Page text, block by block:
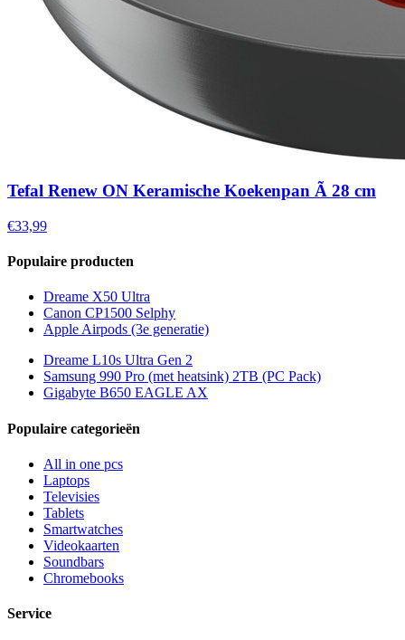
Tefal Renew ON Keramische Koekenpan Ã 28 cm
€33,99
Populaire producten
Dreame X50 Ultra
Canon CP1500 Selphy
Apple Airpods (3e generatie)
Dreame L10s Ultra Gen 2
Samsung 990 Pro (met heatsink) 2TB (PC Pack)
Gigabyte B650 EAGLE AX
Populaire categorieën
All in one pcs
Laptops
Televisies
Tablets
Smartwatches
Videokaarten
Soundbars
Chromebooks
Service